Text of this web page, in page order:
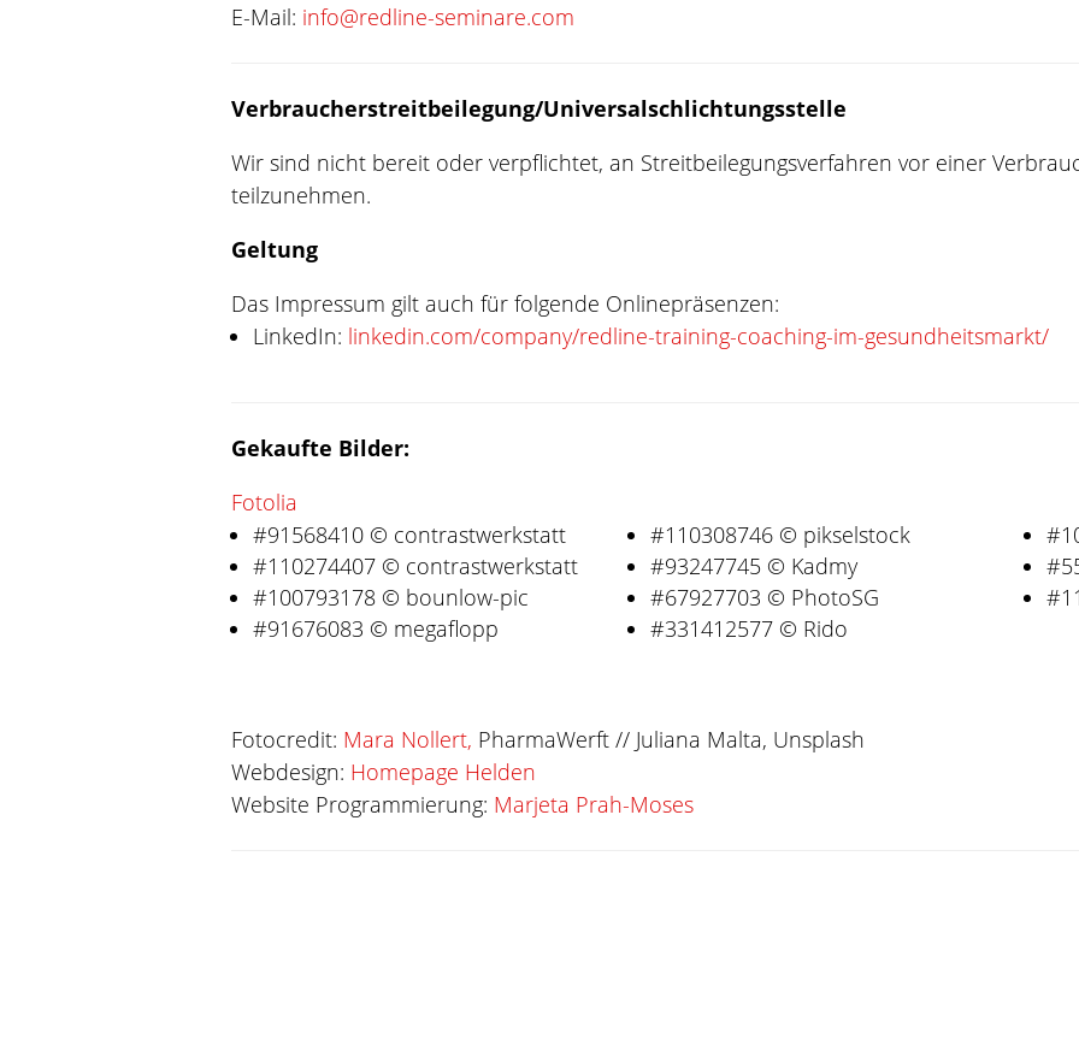
E-Mail: info@redline-seminare.com
Verbraucher­streit­beilegung/Universal­schlichtungs­stelle
Wir sind nicht bereit oder verpflichtet, an Streitbeilegungsverfahren vor einer
teilzunehmen.
Geltung
Das Impressum gilt auch für folgende Onlinepräsenzen:
LinkedIn: linkedin.com/company/redline-training-coaching-im-gesundheitsmarkt/
Gekaufte Bilder:
Fotolia
#91568410 © contrastwerkstatt
#110274407 © contrastwerkstatt
#100793178 © bounlow-pic
#91676083 © megaflopp
#110308746 © pikselstock
#93247745 © Kadmy
#67927703 © PhotoSG
#331412577 © Rido
Fotocredit: Mara Nollert, PharmaWerft // Juliana Malta, Unsplash
Webdesign: Homepage Helden
Website Programmierung: Marjeta Prah-Moses